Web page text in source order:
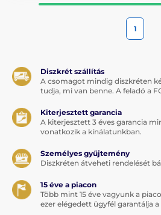
1
Diszkrét szállítás
A csomagot mindig diszkréten
tudja, mi van benne. A feladó a
Kiterjesztett garancia
A kiterjesztett 3 éves garancia
vonatkozik a kínálatunkban.
Személyes gyűjtemény
Diszkréten átveheti rendelését
15 éve a piacon
Több mint 15 éve vagyunk a
ezer elégedett ügyfél garantálja